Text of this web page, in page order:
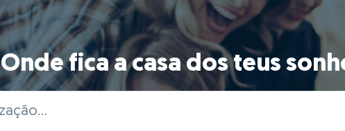
Onde fica a casa dos teus